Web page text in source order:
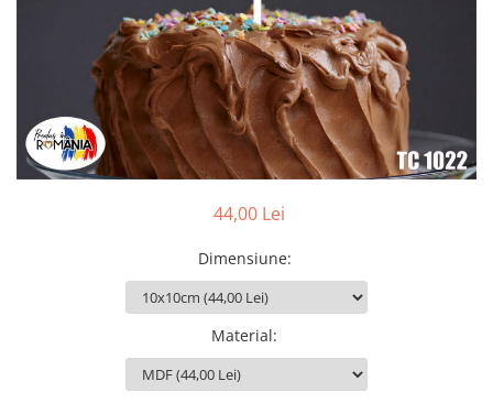
Bidoane si termosuri sportive
44,00 Lei
Dimensiune:
Material: